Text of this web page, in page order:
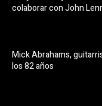
colaborar con John
Mick Abrahams,
los 82 años